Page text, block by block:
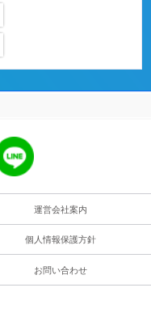
運営会社案内
個人情報保護方針
お問い合わせ